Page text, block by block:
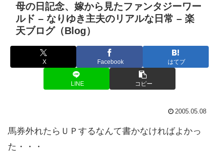
母の日記念、嫁から見たファンタジーワー
ルド – なりゆき主夫のリアルな日常 – 楽
天ブログ（Blog）
X Facebook はてブ
LINE コピー
2005.05.08
馬券外れたらＵＰするなんて書かなければよかっ
た・・・